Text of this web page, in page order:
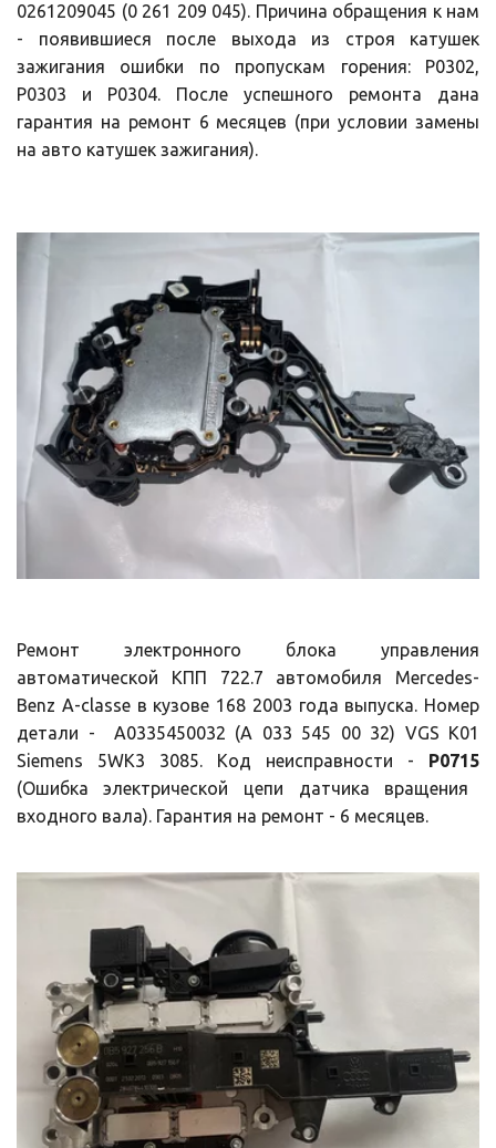
0261209045 (0 261 209 045). Причина обращения к нам
- появившиеся после выхода из строя катушек
зажигания ошибки по пропускам горения: P0302,
P0303 и P0304. После успешного ремонта дана
гарантия на ремонт 6 месяцев (при условии замены
на авто катушек зажигания).
Ремонт электронного блока управления
автоматической КПП 722.7 автомобиля Mercedes-
Benz A-classe в кузове 168 2003 года выпуска. Номер
детали - A0335450032 (A 033 545 00 32) VGS K01
Siemens 5WK3 3085. Код неисправности - P0715
(Ошибка электрической цепи датчика вращения
входного вала). Гарантия на ремонт - 6 месяцев.